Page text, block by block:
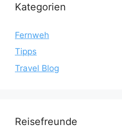
Kategorien
Fernweh
Tipps
Travel Blog
Reisefreunde